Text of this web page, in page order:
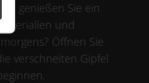
genießen Sie ein
und
Öffnen Sie
verschneiten Gipfel